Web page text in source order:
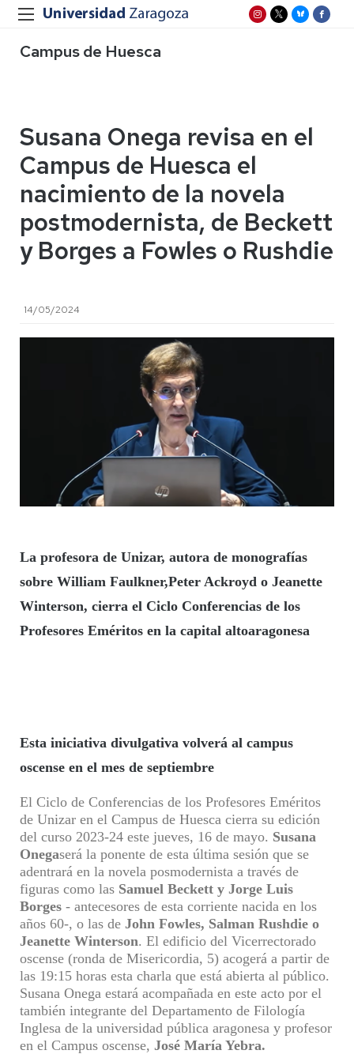
Campus de Huesca
Susana Onega revisa en el
Campus de Huesca el
nacimiento de la novela
postmodernista, de Beckett
y Borges a Fowles o Rushdie
14/05/2024
La profesora de Unizar, autora de monografías
sobre William Faulkner,Peter Ackroyd o Jeanette
Winterson, cierra el Ciclo Conferencias de los
Profesores Eméritos en la capital altoaragonesa
Esta iniciativa divulgativa volverá al campus
oscense en el mes de septiembre
El Ciclo de Conferencias de los Profesores Eméritos
de Unizar en el Campus de Huesca cierra su edición
del curso 2023-24 este jueves, 16 de mayo. Susana
Onegaserá la ponente de esta última sesión que se
adentrará en la novela posmodernista a través de
figuras como las Samuel Beckett y Jorge Luis
Borges - antecesores de esta corriente nacida en los
años 60-, o las de John Fowles, Salman Rushdie o
Jeanette Winterson. El edificio del Vicerrectorado
oscense (ronda de Misericordia, 5) acogerá a partir de
las 19:15 horas esta charla que está abierta al público.
Susana Onega estará acompañada en este acto por el
también integrante del Departamento de Filología
Inglesa de la universidad pública aragonesa y profesor
en el Campus oscense, José María Yebra.